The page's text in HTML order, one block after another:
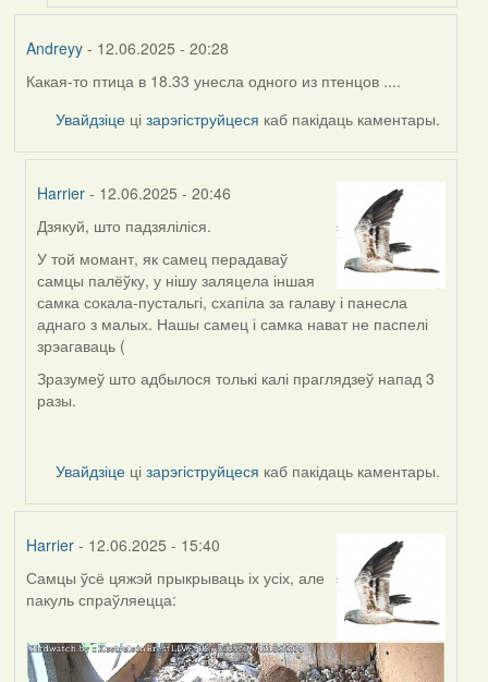
Harrier
Andreyy- 12.06.2025 - 20:28
Какая-то птица в 18.33 унесла одного из птенцов ....
Увайдзіце цізарэгіструйцеся каб пакідаць каментары.
Harrier - 12.06.2025 - 20:46
In
reply
to
by
Andreyy
Дзякуй, што падзяліліся.
У той момант, як самец перадаваў
самцы палёўку, у нішу заляцела іншая
самка сокала-пустальгі, схапіла за галаву і панесла
аднаго з малых. Нашы самец і самка нават не паспелі
зрэагаваць (
Зразумеў што адбылося толькі калі праглядзеў напад 3
разы.
Увайдзіце цізарэгіструйцеся каб пакідаць каментары.
Harrier- 12.06.2025 - 15:40
Самцы ўсё цяжэй прыкрываць іх усіх, але
пакуль спраўляецца: